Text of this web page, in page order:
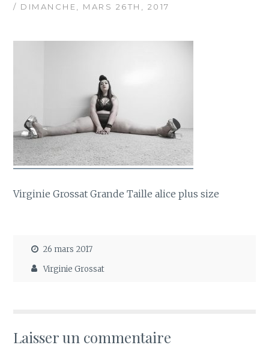
/ DIMANCHE, MARS 26TH, 2017
Virginie Grossat Grande Taille alice plus size
26 mars 2017
Virginie Grossat
Laisser un commentaire